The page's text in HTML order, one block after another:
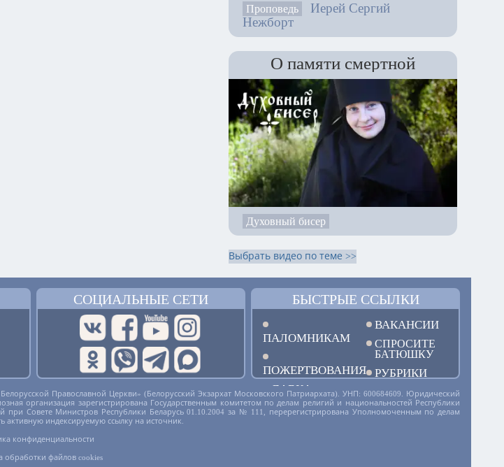
Проповедь
Иерей Сергий
Нежборт
О памяти смертной
Духовный бисер
Выбрать видео по теме >>
СОЦИАЛЬНЫЕ СЕТИ БЫСТРЫЕ ССЫЛКИ
ПАЛОМНИКАМ
ПОЖЕРТВОВАНИЯ
ЛАВКА
ВАКАНСИИ
СПРОСИТЕ
БАТЮШКУ
РУБРИКИ
Православной Церкви» (Белорусский Экзархат Московского Патриархата). УНП: 600684609. Юридический
организация зарегистрирована Государственным комитетом по делам религий и национальностей Республики
при Совете Министров Республики Беларусь 01.10.2004 за № 111, перерегистрирована Уполномоченным по делам
активную индексируемую ссылку на источник.
конфиденциальности
обработки файлов cookies